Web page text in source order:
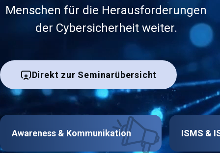
Menschen für die Herausforderungen
der Cybersicherheit weiter.
Direkt zur Seminarübersicht
Awareness & Kommunikation ISMS &